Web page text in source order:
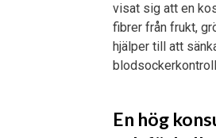
visat sig att en
fibrer från frukt,
hjälper till att
En hög